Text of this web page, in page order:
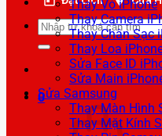
Tìm
kiếm:
0
Thay Vỏ iPhone
Thay Camera
Thay Chân Sạc
Thay Loa
Sửa Face ID
Sửa Main
Sửa Samsung
Thay Màn Hình
Thay Mặt Kính